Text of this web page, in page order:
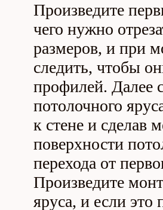
Произведите
чего нужно
размеров, и при
следить, чтобы
профилей. Далее
потолочного
к стене и сделав
поверхности
перехода от
Произведите
яруса, и если это